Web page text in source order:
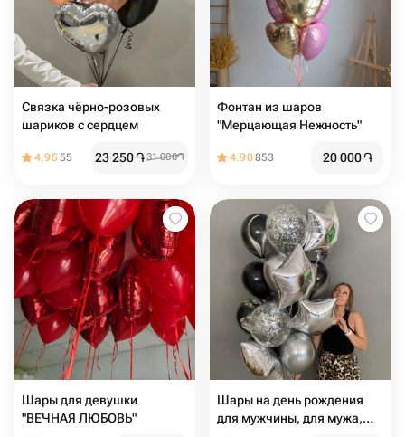
Связка чёрно-розовых
шариков с сердцем
4.9555 23 250֏31 000֏
Фонтан из шаров
"Мерцающая Нежность"
4.90853 20 000֏
Шары для девушки
"ВЕЧНАЯ ЛЮБОВЬ"
Шары на день рождения
для мужчины, для мужа,